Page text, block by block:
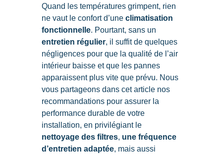
Quand les températures grimpent, rien
ne vaut le confort d’une climatisation
fonctionnelle. Pourtant, sans un
entretien régulier, il suffit de quelques
négligences pour que la qualité de l’air
intérieur baisse et que les pannes
apparaissent plus vite que prévu. Nous
vous partageons dans cet article nos
recommandations pour assurer la
performance durable de votre
installation, en privilégiant le
nettoyage des filtres, une fréquence
d’entretien adaptée, mais aussi